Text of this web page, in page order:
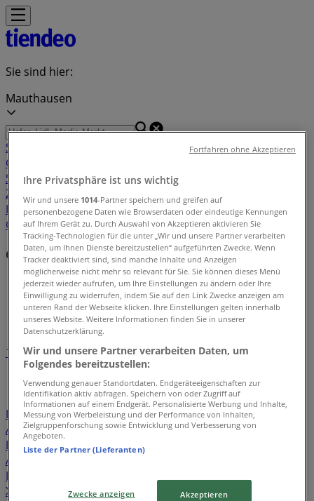
Sie sind hier:
Mauthausen
Schnäppchen
Baumärkte &
Gartencenter
Schuhe ElektronikSportAuto, Motorrad &
Zubehör Drogerien & Parfümerien
Bücher &
BürobedarfRestaurantsReisenApotheken &
GesundheitSpielzeug & Baby
Geschäfte in der Nähe
Tiendeo in Mauthausen»
Einzelhändlerindex in Mauthausen
1 345
15
Billa
Hofer Lidl Spar Penny
BILLA PLUS
Lagerhaus
Interspar Eurospar Post KiK
Action
Norma Magenta New Yorker
Maximarkt
Bauhaus
Zgonc Müller
Adler
Hagebau
NKD ÖAMTC
Swatch
XXXLutz
Hornbach Cecil Dehner
Ihre Privatsphäre ist uns wichtig
Wir und unsere 1014-Partner speichern und greifen auf
personenbezogene Daten wie Browserdaten oder eindeutige Kennungen
auf Ihrem Gerät zu. Durch Auswahl von Akzeptieren aktivieren Sie
Tracking-Technologien für die unter „Wir und unsere Partner verarbeiten
Daten, um Ihnen Dienste bereitzustellen“ aufgeführten Zwecke. Wenn
Tracker deaktiviert sind, sind manche Inhalte und Anzeigen
möglicherweise nicht mehr so relevant für Sie. Sie können dieses Menü
jederzeit wieder aufrufen, um Ihre Einstellungen zu ändern oder Ihre
Einwilligung zu widerrufen, indem Sie auf den Link Zwecke anzeigen am
unteren Rand der Webseite klicken. Ihre Einstellungen gelten innerhalb
unseres Website. Weitere Informationen finden Sie in unserer
Datenschutzerklärung.
Wir und unsere Partner verarbeiten Daten, um
Folgendes bereitzustellen:
Verwendung genauer Standortdaten. Endgeräteeigenschaften zur
Identifikation aktiv abfragen. Speichern von oder Zugriff auf
Informationen auf einem Endgerät. Personalisierte Werbung und Inhalte,
Messung von Werbeleistung und der Performance von Inhalten,
Zielgruppenforschung sowie Entwicklung und Verbesserung von
Angeboten.
Liste der Partner (Lieferanten)
Zwecke anzeigen Akzeptieren
Fortfahren ohne Akzeptieren